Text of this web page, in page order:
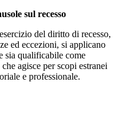
sul recesso
del diritto di recesso,
ed eccezioni, si applicano
sia qualificabile come
agisce per scopi estranei
e professionale.